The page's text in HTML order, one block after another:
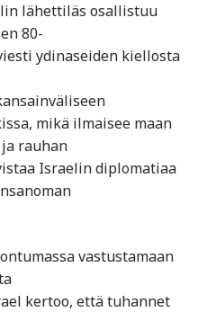
lähettiläs osallistuu
80-
ydinaseiden kiellosta
mikä ilmaisee maan
rauhan
Israelin diplomatiaa
vastustamaan
kertoo, että tuhannet